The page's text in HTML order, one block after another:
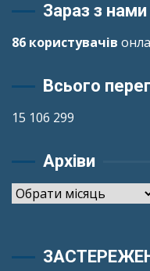
Зараз з нами
86 користувачів
Всього
15 106 299
Архіви
Архіви